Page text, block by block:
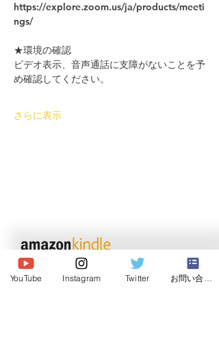
https://explore.zoom.us/ja/products/meeti
ngs/
★環境の確認
ビデオ表示、音声通話に支障がないことを予
め確認してください。
さらに表示
YouTube Instagram Twitter